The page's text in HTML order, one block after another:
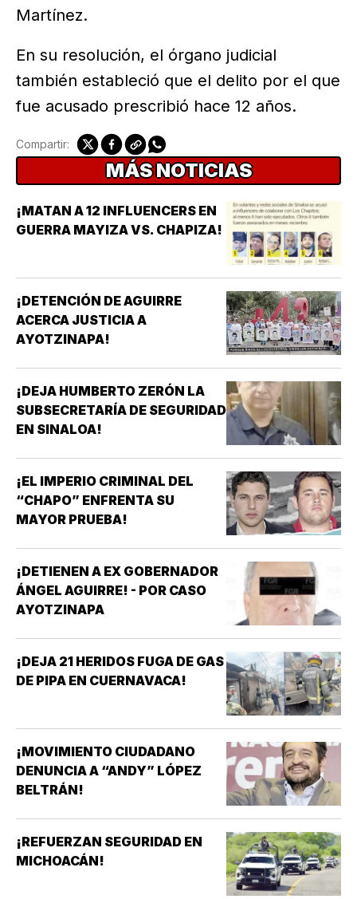
Martínez.
En su resolución, el órgano judicial
también estableció que el delito por el que
fue acusado prescribió hace 12 años.
Compartir:
MÁS NOTICIAS
¡MATAN A 12 INFLUENCERS EN
GUERRA MAYIZA VS. CHAPIZA!
¡DETENCIÓN DE AGUIRRE
ACERCA JUSTICIA A
AYOTZINAPA!
¡DEJA HUMBERTO ZERÓN LA
SUBSECRETARÍA DE SEGURIDAD
EN SINALOA!
¡EL IMPERIO CRIMINAL DEL
“CHAPO” ENFRENTA SU
MAYOR PRUEBA!
¡DETIENEN A EX GOBERNADOR
ÁNGEL AGUIRRE! - POR CASO
AYOTZINAPA
¡DEJA 21 HERIDOS FUGA DE GAS
DE PIPA EN CUERNAVACA!
¡MOVIMIENTO CIUDADANO
DENUNCIA A “ANDY” LÓPEZ
BELTRÁN!
¡REFUERZAN SEGURIDAD EN
MICHOACÁN!